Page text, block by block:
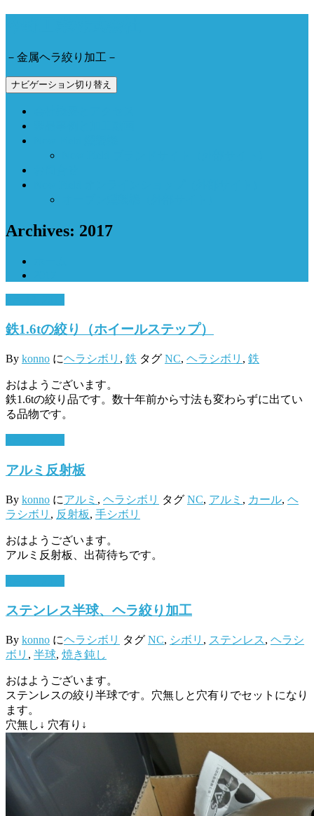
－金属ヘラ絞り加工－
ナビゲーション切り替え
Archives: 2017
鉄1.6tの絞り（ホイールステップ）
By konno にヘラシボリ , 鉄 タグ NC, ヘラシボリ , 鉄
おはようございます。
鉄1.6tの絞り品です。数十年前から寸法も変わらずに出てい
る品物です。
アルミ反射板
By konno にアルミ , ヘラシボリ タグ NC, アルミ , カール, ヘ
ラシボリ , 反射板, 手シボリ
おはようございます。
アルミ反射板、出荷待ちです。
ステンレス半球、ヘラ絞り加工
By konno にヘラシボリ タグ NC, シボリ , ステンレス, ヘラシ
ボリ , 半球, 焼き鈍し
おはようございます。
ステンレスの絞り半球です。穴無しと穴有りでセットになり
ます。
穴無し↓ 穴有り↓